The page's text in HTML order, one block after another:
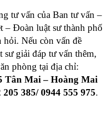
tư vấn của Ban tư vấn –
– Đoàn luật sư thành phố
Nếu còn vấn đề
sư giải đáp tư vấn thêm,
phòng tại địa chỉ:
Tân Mai – Hoàng Mai
205 385/ 0944 555 975.